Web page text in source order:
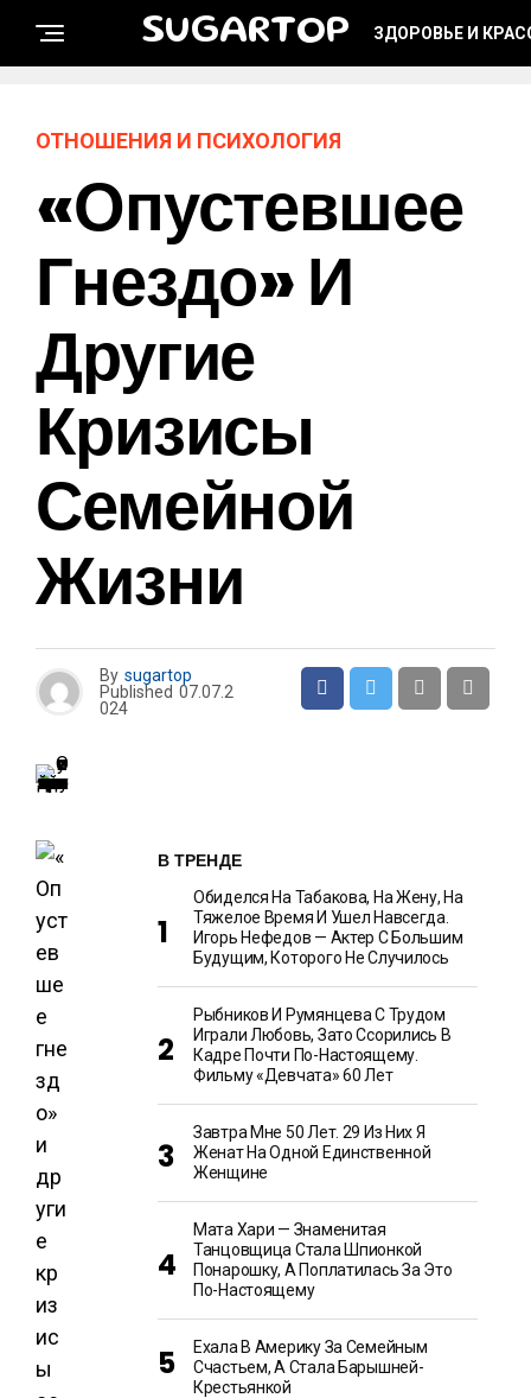
SUGARTOP ЗДОРОВЬЕ И
ОТНОШЕНИЯ И ПСИХОЛОГИЯ
«Опустевшее
Гнездо» И
Другие
Кризисы
Семейной
Жизни
By sugartop
Published 07.07.2
024
В ТРЕНДЕ
Обиделся На Табакова, На Жену, На
Тяжелое Время И Ушел Навсегда.
Игорь Нефедов — Актер С Большим
Будущим, Которого Не Случилось
Рыбников И Румянцева С Трудом
Играли Любовь, Зато Ссорились В
Кадре Почти По-Настоящему.
Фильму «Девчата» 60 Лет
Завтра Мне 50 Лет. 29 Из Них Я
Женат На Одной Единственной
Женщине
Мата Хари — Знаменитая
Танцовщица Стала Шпионкой
Понарошку, А Поплатилась За Это
По-Настоящему
Ехала В Америку За Семейным
Счастьем, А Стала Барышней-
Крестьянкой